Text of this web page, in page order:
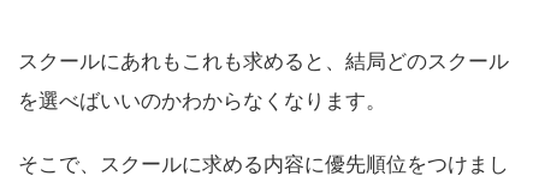
スクールにあれもこれも求めると、結局どのスクール
を選べばいいのかわからなくなります。
そこで、スクールに求める内容に優先順位をつけまし